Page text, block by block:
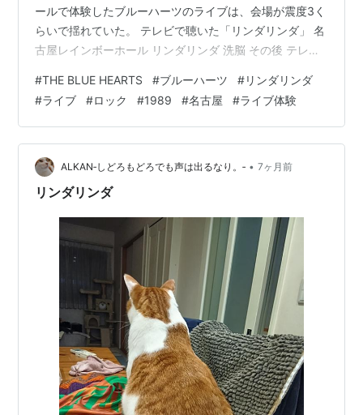
ールで体験したブルーハーツのライブは、会場が震度3く
らいで揺れていた。 テレビで聴いた「リンダリンダ」 名
古屋レインボーホール リンダリンダ 洗脳 その後 テレビ
っかけはテレビだった。 そこで初めてリンダリンダ を聴
いた。中3だった。 それまで僕が聴いていた音楽とは、
何かが違った。うまく説明できないけれど、とにかく
「なんだこれ、頭がおかしい…」 と思った。 それがTHE
BLUE HEARTSとの出会いだった。 名古屋レインボーホ
ール…
#THE BLUE HEARTS #ブルーハーツ #リンダリンダ
#ライブ #ロック #1989 #名古屋 #ライブ体験
ALKAN‐しどろもどろでも声は出るなり。‐ • 7ヶ月前
リンダリンダ